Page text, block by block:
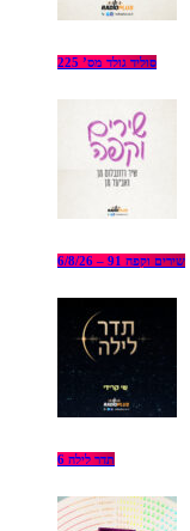
סוליד גולד מס’ 225
שירים וקפה 91 – 6/8/26
תדר לילה 6